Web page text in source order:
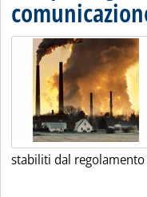
stabiliti dal regolamento